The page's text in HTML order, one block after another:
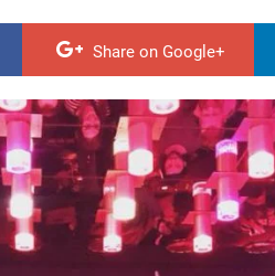
Share on Google+